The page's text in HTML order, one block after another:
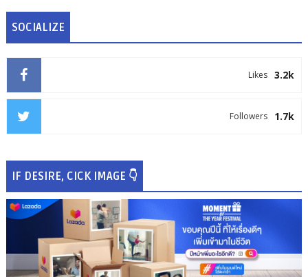
SOCIALIZE
3.2k
Likes
1.7k
Followers
IF DESIRE, CICK IMAGE 👇